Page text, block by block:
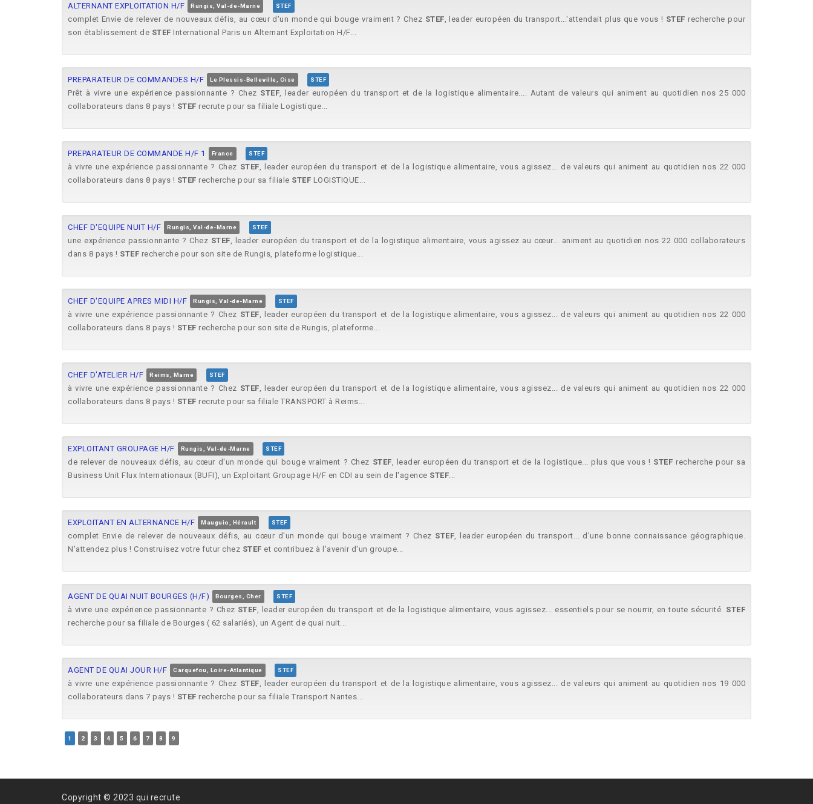
ALTERNANT EXPLOITATION H/F Rungis, Val-de-Marne STEF
complet Envie de relever de nouveaux défis, au cœur d'un monde qui bouge vraiment ? Chez STEF, leader européen du transport...'attendait plus que vous ! STEF recherche pour
son établissement de STEF International Paris un Alternant Exploitation H/F...
PREPARATEUR DE COMMANDES H/F Le Plessis-Belleville, Oise STEF
Prêt à vivre une expérience passionnante ? Chez STEF, leader européen du transport et de la logistique alimentaire.... Autant de valeurs qui animent au quotidien nos 25 000
collaborateurs dans 8 pays ! STEF recrute pour sa filiale Logistique...
PREPARATEUR DE COMMANDE H/F 1 France STEF
à vivre une expérience passionnante ? Chez STEF, leader européen du transport et de la logistique alimentaire, vous agissez... de valeurs qui animent au quotidien nos 22 000
collaborateurs dans 8 pays ! STEF recherche pour sa filiale STEF LOGISTIQUE...
CHEF D'EQUIPE NUIT H/F Rungis, Val-de-Marne STEF
une expérience passionnante ? Chez STEF, leader européen du transport et de la logistique alimentaire, vous agissez au cœur... animent au quotidien nos 22 000 collaborateurs
dans 8 pays ! STEF recherche pour son site de Rungis, plateforme logistique...
CHEF D'EQUIPE APRES MIDI H/F Rungis, Val-de-Marne STEF
à vivre une expérience passionnante ? Chez STEF, leader européen du transport et de la logistique alimentaire, vous agissez... de valeurs qui animent au quotidien nos 22 000
collaborateurs dans 8 pays ! STEF recherche pour son site de Rungis, plateforme...
CHEF D'ATELIER H/F Reims, Marne STEF
à vivre une expérience passionnante ? Chez STEF, leader européen du transport et de la logistique alimentaire, vous agissez... de valeurs qui animent au quotidien nos 22 000
collaborateurs dans 8 pays ! STEF recrute pour sa filiale TRANSPORT à Reims...
EXPLOITANT GROUPAGE H/F Rungis, Val-de-Marne STEF
de relever de nouveaux défis, au cœur d'un monde qui bouge vraiment ? Chez STEF, leader européen du transport et de la logistique... plus que vous ! STEF recherche pour sa
Business Unit Flux Internationaux (BUFI), un Exploitant Groupage H/F en CDI au sein de l'agence STEF...
EXPLOITANT EN ALTERNANCE H/F Mauguio, Hérault STEF
complet Envie de relever de nouveaux défis, au cœur d'un monde qui bouge vraiment ? Chez STEF, leader européen du transport... d'une bonne connaissance géographique.
N'attendez plus ! Construisez votre futur chez STEF et contribuez à l'avenir d'un groupe...
AGENT DE QUAI NUIT BOURGES (H/F) Bourges, Cher STEF
à vivre une expérience passionnante ? Chez STEF, leader européen du transport et de la logistique alimentaire, vous agissez... essentiels pour se nourrir, en toute sécurité. STEF
recherche pour sa filiale de Bourges ( 62 salariés), un Agent de quai nuit...
AGENT DE QUAI JOUR H/F Carquefou, Loire-Atlantique STEF
à vivre une expérience passionnante ? Chez STEF, leader européen du transport et de la logistique alimentaire, vous agissez... de valeurs qui animent au quotidien nos 19 000
collaborateurs dans 7 pays ! STEF recherche pour sa filiale Transport Nantes...
1 2 3 4 5 6 7 8 9
Copyright © 2023 qui recrute